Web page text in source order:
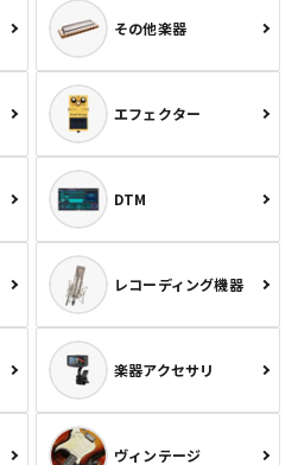
その他楽器
エフェクター
DTM
レコーディング機器
楽器アクセサリ
ヴィンテージ